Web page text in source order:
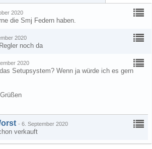
2020
die Smj Federn haben.
2020
noch da
2020
Setupsystem? Wenn ja würde ich es gern
- 6. September 2020
verkauft